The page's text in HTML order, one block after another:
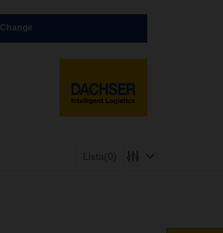
Change
Lista (0)